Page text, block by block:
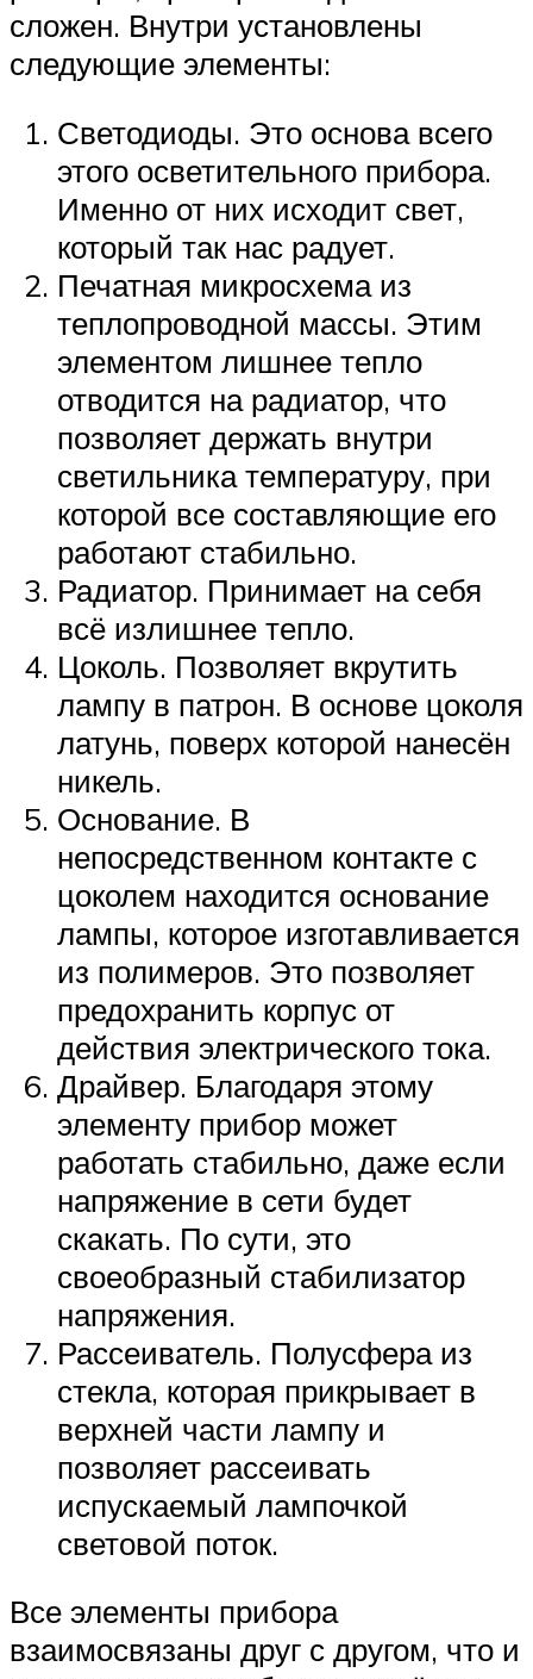
сложен. Внутри установлены
следующие элементы:
Светодиоды. Это основа всего
этого осветительного прибора.
Именно от них исходит свет,
который так нас радует.
Печатная микросхема из
теплопроводной массы. Этим
элементом лишнее тепло
отводится на радиатор, что
позволяет держать внутри
светильника температуру, при
которой все составляющие его
работают стабильно.
Радиатор. Принимает на себя
всё излишнее тепло.
Цоколь. Позволяет вкрутить
лампу в патрон. В основе цоколя
латунь, поверх которой нанесён
никель.
Основание. В
непосредственном контакте с
цоколем находится основание
лампы, которое изготавливается
из полимеров. Это позволяет
предохранить корпус от
действия электрического тока.
Драйвер. Благодаря этому
элементу прибор может
работать стабильно, даже если
напряжение в сети будет
скакать. По сути, это
своеобразный стабилизатор
напряжения.
Рассеиватель. Полусфера из
стекла, которая прикрывает в
верхней части лампу и
позволяет рассеивать
испускаемый лампочкой
световой поток.
Все элементы прибора
взаимосвязаны друг с другом, что и